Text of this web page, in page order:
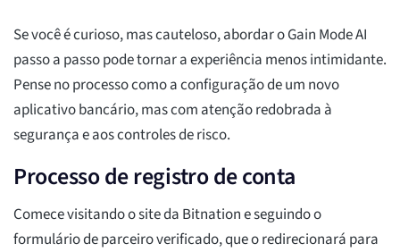
Se você é curioso, mas cauteloso, abordar o Gain Mode AI
passo a passo pode tornar a experiência menos intimidante.
Pense no processo como a configuração de um novo
aplicativo bancário, mas com atenção redobrada à
segurança e aos controles de risco.
Processo de registro de conta
Comece visitando o site da Bitnation e seguindo o
formulário de parceiro verificado, que o redirecionará para